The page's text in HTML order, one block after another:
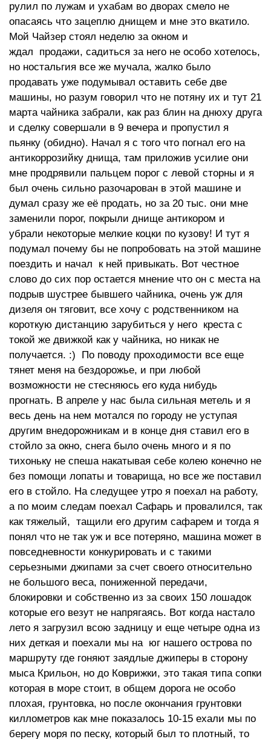
рулил по лужам и ухабам во дворах смело не
опасаясь что зацеплю днищем и мне это вкатило.
Мой Чайзер стоял неделю за окном и
ждал продажи, садиться за него не особо хотелось,
но ностальгия все же мучала, жалко было
продавать уже подумывал оставить себе две
машины, но разум говорил что не потяну их и тут 21
марта чайника забрали, как раз блин на днюху друга
и сделку совершали в 9 вечера и пропустил я
пьянку (обидно). Начал я с того что погнал его на
антикоррозийку днища, там приложив усилие они
мне продрявили пальцем порог с левой сторны и я
был очень сильно разочарован в этой машине и
думал сразу же её продать, но за 20 тыс. они мне
заменили порог, покрыли днище антикором и
убрали некоторые мелкие коцки по кузову! И тут я
подумал почему бы не попробовать на этой машине
поездить и начал к ней привыкать. Вот честное
слово до сих пор остается мнение что он с места на
подрыв шустрее бывшего чайника, очень уж для
дизеля он тяговит, все хочу с родственником на
короткую дистанцию зарубиться у него креста с
токой же движкой как у чайника, но никак не
получается. :) По поводу проходимости все еще
тянет меня на бездорожье, и при любой
возможности не стесняюсь его куда нибудь
прогнать. В апреле у нас была сильная метель и я
весь день на нем мотался по городу не уступая
другим внедорожникам и в конце дня ставил его в
стойло за окно, снега было очень много и я по
тихоньку не спеша накатывая себе колею конечно не
без помощи лопаты и товарища, но все же поставил
его в стойло. На следущее утро я поехал на работу,
а по моим следам поехал Сафарь и провалился, так
как тяжелый, тащили его другим сафарем и тогда я
понял что не так уж и все потеряно, машина может в
повседневности конкурировать и с такими
серьезными джипами за счет своего относительно
не большого веса, пониженной передачи,
блокировки и собственно из за своих 150 лошадок
которые его везут не напрягаясь. Вот когда настало
лето я загрузил всою задницу и еще четыре одна из
них деткая и поехали мы на юг нашего острова по
маршруту где гоняют заядлые джиперы в сторону
мыса Крильон, но до Коврижки, это такая типа сопки
которая в море стоит, в общем дорога не особо
плохая, грунтовка, но после окончания грунтовки
киллометров как мне показалось 10-15 ехали мы по
берегу моря по песку, который был то плотный, то